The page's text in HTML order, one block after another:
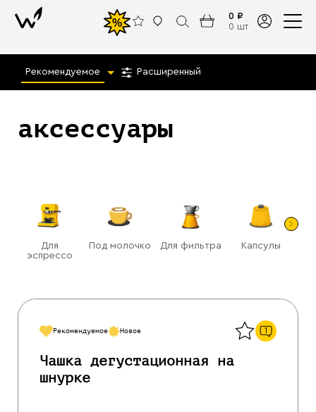
%
0 ₽
0 шт
Рекомендуемое Расширенный
аксессуары
Для
эспрессо
Под молочко Для фильтра Капсулы
Рекомендуемое Новое 1
Чашка дегустационная на
шнурке